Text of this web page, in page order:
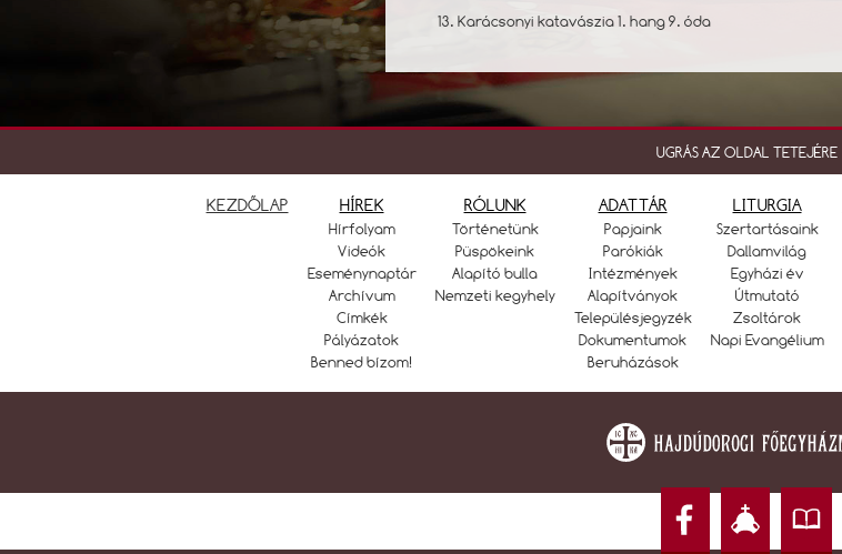
13. Karácsonyi katavászia 1. hang 9. óda
UGRÁS AZ OLDAL TETEJÉRE
KEZDŐLAP HÍREK
Hírfolyam
Videók
Eseménynaptár
Archívum
Címkék
Pályázatok
Benned bízom!
RÓLUNK
Történetünk
Püspökeink
Alapító bulla
Nemzeti kegyhely
ADATTÁR
Papjaink
Parókiák
Intézmények
Alapítványok
Településjegyzék
Dokumentumok
Beruházások
LITURGIA
Szertartásaink
Dallamvilág
Egyházi év
Útmutató
Zsoltárok
Napi Evangélium